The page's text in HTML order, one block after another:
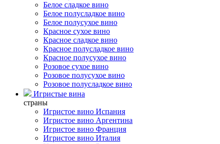
Белое сладкое вино
Белое полусладкое вино
Белое полусухое вино
Красное сухое вино
Красное сладкое вино
Красное полусладкое вино
Красное полусухое вино
Розовое сухое вино
Розовое полусухое вино
Розовое полусладкое вино
Игристые вина
страны
Игристое вино Испания
Игристое вино Аргентина
Игристое вино Франция
Игристое вино Италия